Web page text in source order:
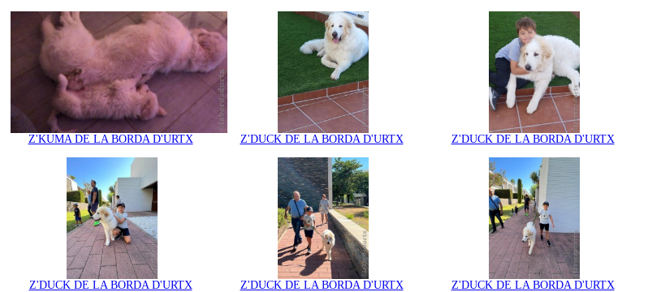
Z'KUMA DE LA BORDA D'URTX Z'DUCK DE LA BORDA D'URTX Z'DUCK DE LA BORDA D'URTX
Z'DUCK DE LA BORDA D'URTX Z'DUCK DE LA BORDA D'URTX Z'DUCK DE LA BORDA D'URTX